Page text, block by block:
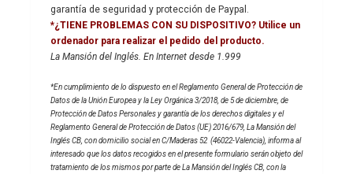
garantía de seguridad y protección de Paypal.
*¿TIENE PROBLEMAS CON SU DISPOSITIVO? Utilice un
ordenador para realizar el pedido del producto.
La Mansión del Inglés. En Internet desde 1.999
*En cumplimiento de lo dispuesto en el Reglamento General de Protección de
Datos de la Unión Europea y la Ley Orgánica 3/2018, de 5 de diciembre, de
Protección de Datos Personales y garantía de los derechos digitales y el
Reglamento General de Protección de Datos (UE) 2016/679, La Mansión del
Inglés CB, con domicilio social en C/Maderas 52 (46022-Valencia), informa al
interesado que los datos recogidos en el presente formulario serán objeto del
tratamiento de los mismos por parte de La Mansión del Inglés CB, con la